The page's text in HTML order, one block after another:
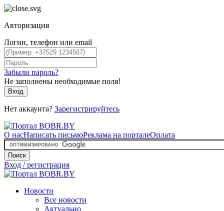
Авторизация
Логин, телефон или email
Забыли пароль?
Не заполнены необходимые поля!
Вход
Нет аккаунта? Зарегистрируйтесь
О насНаписать письмоРеклама на порталеОплата
Поиск
Вход / регистрация
Новости
Все новости
Актуально